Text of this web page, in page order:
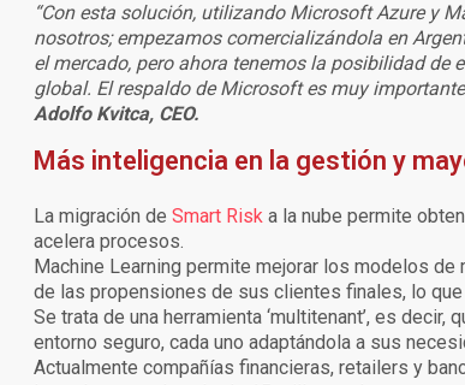
“Con esta solución, utilizando Microsoft Azure y
nosotros; empezamos comercializándola en
el mercado, pero ahora tenemos la posibilidad
global. El respaldo de Microsoft es muy
Adolfo Kvitca, CEO.
Más inteligencia en la gestión y
La migración de Smart Risk a la nube permite
acelera procesos.
Machine Learning permite mejorar los modelos de
de las propensiones de sus clientes finales, lo
Se trata de una herramienta ‘multitenant’, es
entorno seguro, cada uno adaptándola a sus
Actualmente compañías financieras, retailers y